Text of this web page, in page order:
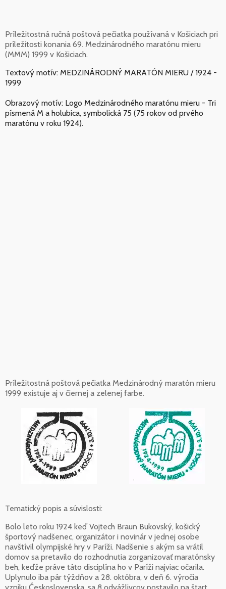
Príležitostná ručná poštová pečiatka používaná v Košiciach pri
príležitosti konania 69. Medzinárodného maratónu mieru
(MMM) 1999 v Košiciach.
Textový motív: MEDZINÁRODNÝ MARATÓN MIERU / 1924 -
1999
Obrazový motív: Logo Medzinárodného maratónu mieru - Tri
písmená M a holubica, symbolická 75 (75 rokov od prvého
maratónu v roku 1924).
Príležitostná poštová pečiatka Medzinárodný maratón mieru
1999 existuje aj v čiernej a zelenej farbe.
Tematický popis a súvislosti:
Bolo leto roku 1924 keď Vojtech Braun Bukovský, košický
športový nadšenec, organizátor i novinár v jednej osobe
navštívil olympijské hry v Paríži. Nadšenie s akým sa vrátil
domov sa pretavilo do rozhodnutia zorganizovať maratónsky
beh, keďže práve táto disciplína ho v Paríži najviac očarila.
Uplynulo iba pár týždňov a 28. októbra, v deň 6. výročia